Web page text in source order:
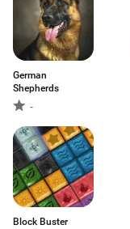
German
Shepherds
-
Block Buster